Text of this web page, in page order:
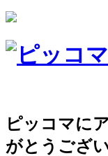
ピッコマに
がとうござい